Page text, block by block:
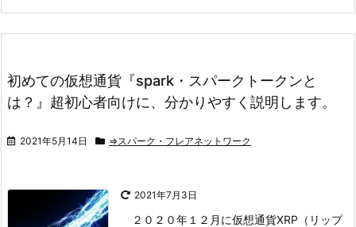
初めての仮想通貨『spark・スパークトークンと
は？』超初心者向けに、分かりやすく説明します。
2021年5月14日 ⇒スパーク・フレアネットワーク
2021年7月3日
２０２０年１２月に仮想通貨XRP（リップ